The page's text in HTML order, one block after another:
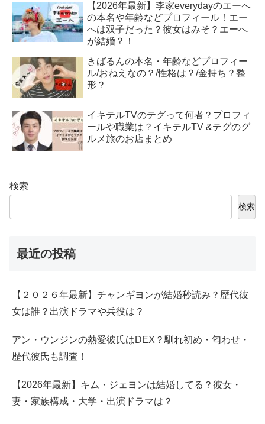
【2026年最新】李家everydayのエーへ
の本名や年齢などプロフィール！エー
へは双子だった？彼女はみそ？エーへ
が結婚？！
きばるんの本名・年齢などプロフィー
ル/おねえなの？/性格は？/金持ち？整
形？
イキテルTVのテグって何者？プロフィ
ールや職業は？イキテルTV &テグのグ
ルメ旅のお店まとめ
検索
検索
最近の投稿
【２０２６年最新】チャンギヨンが結婚秒読み？歴代彼
女は誰？出演ドラマや兵役は？
アン・ウンジンの熱愛彼氏はDEX？馴れ初め・匂わせ・
歴代彼氏も調査！
【2026年最新】キム・ジェヨンは結婚してる？彼女・
妻・家族構成・大学・出演ドラマは？